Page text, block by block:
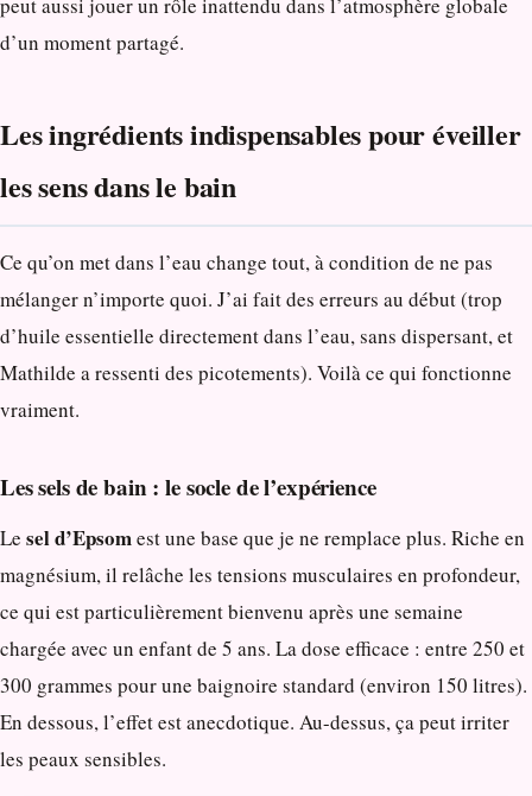
d’un moment partagé.
Les ingrédients indispensables pour éveiller
les sens dans le bain
Ce qu’on met dans l’eau change tout, à condition de ne pas
mélanger n’importe quoi. J’ai fait des erreurs au début (trop
d’huile essentielle directement dans l’eau, sans dispersant, et
Mathilde a ressenti des picotements). Voilà ce qui fonctionne
vraiment.
Les sels de bain : le socle de l’expérience
Le sel d’Epsomest une base que je ne remplace plus. Riche en
magnésium, il relâche les tensions musculaires en profondeur,
ce qui est particulièrement bienvenu après une semaine
chargée avec un enfant de 5 ans. La dose efficace : entre 250 et
300 grammes pour une baignoire standard (environ 150 litres).
En dessous, l’effet est anecdotique. Au-dessus, ça peut irriter
les peaux sensibles.